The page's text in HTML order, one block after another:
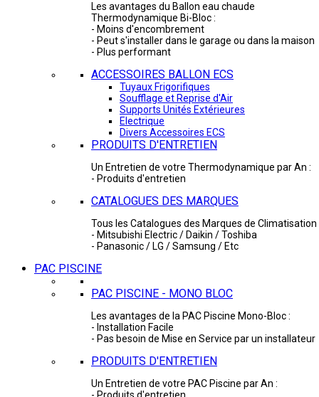
Les avantages du Ballon eau chaude
Thermodynamique Bi-Bloc :
- Moins d'encombrement
- Peut s'installer dans le garage ou dans la maison
- Plus performant
ACCESSOIRES BALLON ECS
Tuyaux Frigorifiques
Soufflage et Reprise d'Air
Supports Unités Extérieures
Electrique
Divers Accessoires ECS
PRODUITS D'ENTRETIEN
Un Entretien de votre Thermodynamique par An :
- Produits d'entretien
CATALOGUES DES MARQUES
Tous les Catalogues des Marques de Climatisation
- Mitsubishi Electric / Daikin / Toshiba
- Panasonic / LG / Samsung / Etc
PAC PISCINE
PAC PISCINE - MONO BLOC
Les avantages de la PAC Piscine Mono-Bloc :
- Installation Facile
- Pas besoin de Mise en Service par un installateur
PRODUITS D'ENTRETIEN
Un Entretien de votre PAC Piscine par An :